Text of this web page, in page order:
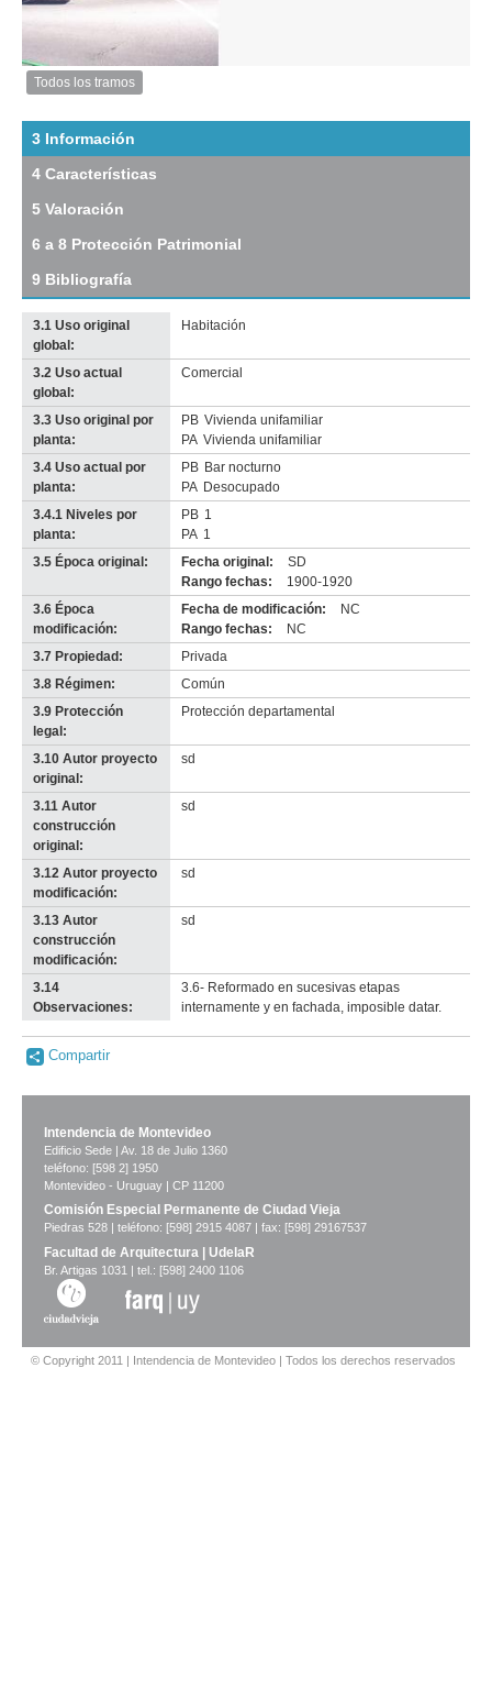
Imagen
tramo:
Plaza
Independencia
6)
tamaño
original
Todos los tramos
3 Información
4 Características
5 Valoración
6 a 8 Protección Patrimonial
9 Bibliografía
3.1 Uso original
global:
Habitación
3.2 Uso actual
global:
Comercial
3.3 Uso original por
planta:
PB Vivienda unifamiliar
PA Vivienda unifamiliar
3.4 Uso actual por
planta:
PB Bar nocturno
PA Desocupado
3.4.1 Niveles por
planta:
PB 1
PA 1
3.5 Época original:
Fecha original:
SD
Rango fechas:
1900-1920
3.6 Época
modificación:
Fecha de modificación:
NC
Rango fechas:
NC
3.7 Propiedad:
Privada
3.8 Régimen:
Común
3.9 Protección
legal:
Protección departamental
3.10 Autor proyecto
original:
sd
3.11 Autor
construcción
original:
sd
3.12 Autor proyecto
modificación:
sd
3.13 Autor
construcción
modificación:
sd
3.14
Observaciones:
3.6- Reformado en sucesivas etapas
internamente y en fachada, imposible datar.
Compartir
Intendencia de Montevideo
Edificio Sede | Av. 18 de Julio 1360
teléfono: [598 2] 1950
Montevideo - Uruguay | CP 11200
Comisión Especial Permanente de Ciudad Vieja
Piedras 528 | teléfono: [598] 2915 4087 | fax: [598] 29167537
Facultad de Arquitectura | UdelaR
Br. Artigas 1031 | tel.: [598] 2400 1106
© Copyright 2011 | Intendencia de Montevideo | Todos los derechos reservados